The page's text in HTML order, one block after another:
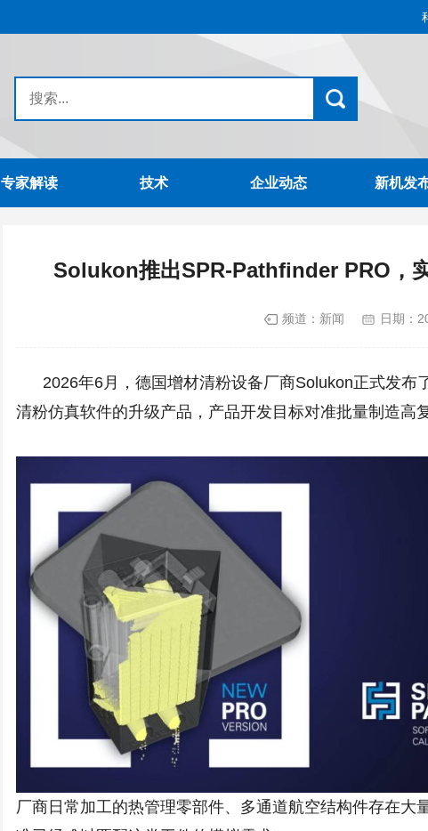
专家解读 技术 企业动态 新机发
Solukon推出SPR-Pathfinder PRO，
频道： 新闻 日期：
2026年6月，德国增材清粉设备厂商Solukon正式发布
清粉仿真软件的升级产品，产品开发目标对准批量制造高
厂商日常加工的热管理零部件、多通道航空结构件存在